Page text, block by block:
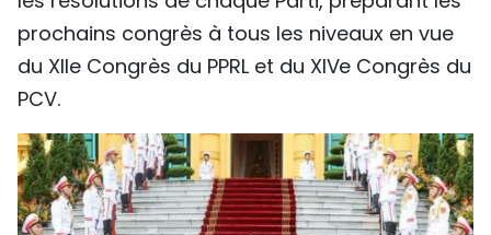
prochains congrès à tous les niveaux en vue
du XIIe Congrès du PPRL et du XIVe Congrès du
PCV.